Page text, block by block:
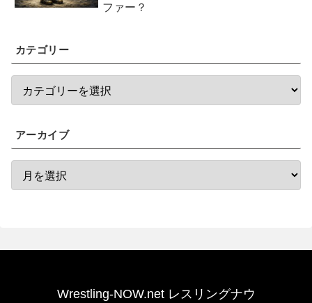
ファー？
カテゴリー
アーカイブ
Wrestling-NOW.net レスリングナウ